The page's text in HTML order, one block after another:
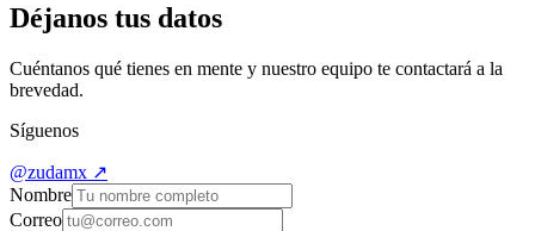
Déjanos tus datos
Cuéntanos qué tienes en mente y nuestro equipo te contactará a la
brevedad.
Síguenos
@zudamx ↗
Nombre
Correo